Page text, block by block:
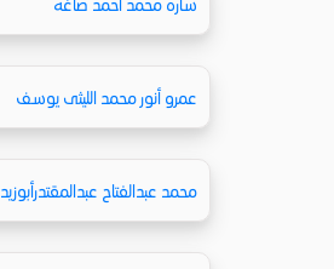
عمرو أنور محمد الليثى يوسف
محمد عبدالفتاح عبدالمقتدرأبوزيد